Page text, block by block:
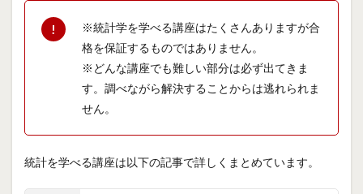
※統計学を学べる講座はたくさんありますが合
格を保証するものではありません。
※どんな講座でも難しい部分は必ず出てきま
す。調べながら解決することからは逃れられま
せん。
統計を学べる講座は以下の記事で詳しくまとめています。